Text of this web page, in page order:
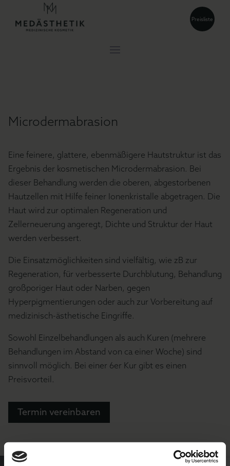
Preisliste
Microdermabrasion
Eine feinere, glattere, ebenmäßigere Hautstruktur ist das
Ergebnis der kosmetischen Microdermabrasion. Bei
dieser Behandlung werden die oberen, abgestorbenen
Hautzellen mit Hilfe feiner Ionenkristalle abgetragen. Die
Haut wird zur optimalen Regeneration und
Zellerneuerung angeregt, Dichte und Struktur der Haut
werden verbessert.
Die Einsatzmöglichkeiten sind vielfältig, wie zB zur
Regeneration, für verbesserte Durchblutung, Behandlung
großporiger Haut oder Narben, gegen
Hyperpigmentierungen oder auch zur Vorbereitung auf
medizinisch-ästhetische Eingriffe.
Sowohl Einzelbehandlungen als auch Kuren (mehrere
Behandlungen im Abstand von ca einer Woche) sind
sinnvoll möglich. Bei einer 6er Kur gibt es einen
Preisvorteil.
Termin vereinbaren